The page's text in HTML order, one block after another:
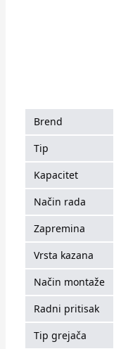
Brend
Tip
Kapacitet
Način rada
Zapremina
Vrsta kazana
Način montaže
Radni pritisak
Tip grejača